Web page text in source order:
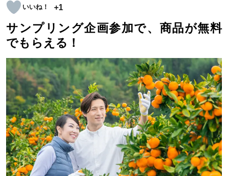
+1
サンプリング企画参加で、商品が無料
でもらえる！